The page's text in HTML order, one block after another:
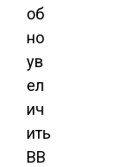
об
но
ув
ел
ич
ить
ВВ